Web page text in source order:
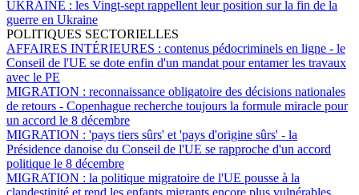
UKRAINE : les Vingt-sept rappellent leur position sur la fin de la
guerre en Ukraine
POLITIQUES SECTORIELLES
AFFAIRES INTÉRIEURES : contenus pédocriminels en ligne - le
Conseil de l'UE se dote enfin d'un mandat pour entamer les travaux
avec le PE
MIGRATION : reconnaissance obligatoire des décisions nationales
de retours - Copenhague recherche toujours la formule miracle pour
un accord le 8 décembre
MIGRATION : 'pays tiers sûrs' et 'pays d'origine sûrs' - la
Présidence danoise du Conseil de l'UE se rapproche d'un accord
politique le 8 décembre
MIGRATION : la politique migratoire de l'UE pousse à la
clandestinité et rend les enfants migrants encore plus vulnérables,